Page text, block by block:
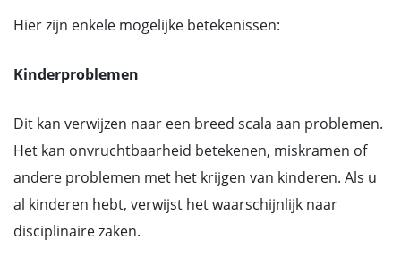
Hier zijn enkele mogelijke betekenissen:
Kinderproblemen
Dit kan verwijzen naar een breed scala aan problemen.
Het kan onvruchtbaarheid betekenen, miskramen of
andere problemen met het krijgen van kinderen. Als u
al kinderen hebt, verwijst het waarschijnlijk naar
disciplinaire zaken.